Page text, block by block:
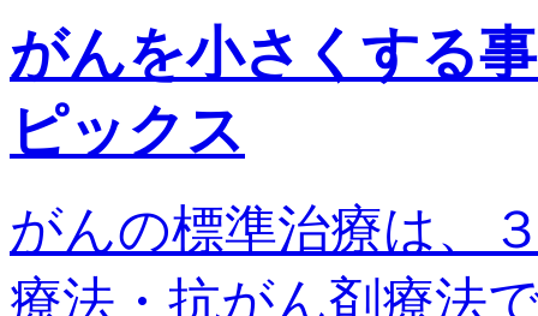
がんを小さくする
ピックス
がんの標準治療は、
療法・抗がん剤療法